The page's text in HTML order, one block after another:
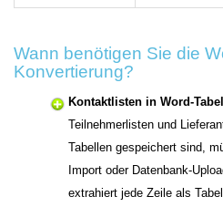
Wann benötigen Sie die
Konvertierung?
Kontaktlisten in Word-
Teilnehmerlisten und
Tabellen gespeichert sind,
Import oder Datenbank-
extrahiert jede Zeile als